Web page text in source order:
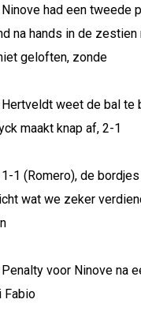
had een tweede
na hands in de zestien
geloften, zonde
weet de bal te
maakt knap af, 2-1
1 (Romero), de
wat we zeker
voor Ninove na
Fabio